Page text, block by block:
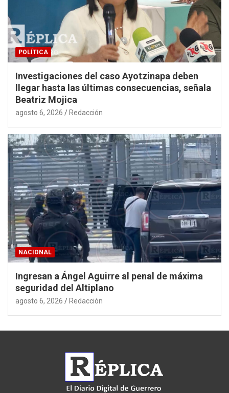
POLÍTICA
Investigaciones del caso Ayotzinapa deben
llegar hasta las últimas consecuencias, señala
Beatriz Mojica
agosto 6, 2026 Redacción
NACIONAL
Ingresan a Ángel Aguirre al penal de máxima
seguridad del Altiplano
agosto 6, 2026 Redacción